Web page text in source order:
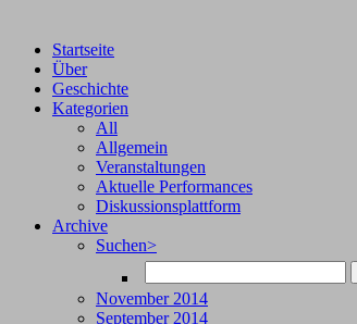
Startseite
Über
Geschichte
Kategorien
All
Allgemein
Veranstaltungen
Aktuelle Performances
Diskussionsplattform
Archive
Suchen>
November 2014
September 2014